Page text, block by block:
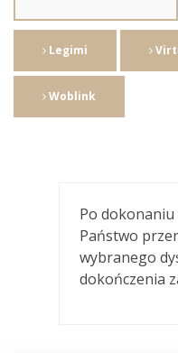
Legimi
Woblink
Po
Państwo
wybranego
dokończenia